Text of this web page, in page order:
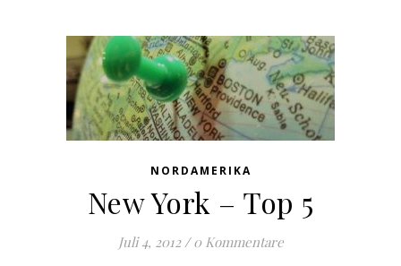
NORDAMERIKA
New York – Top 5
Juli 4, 2012 / 0 Kommentare